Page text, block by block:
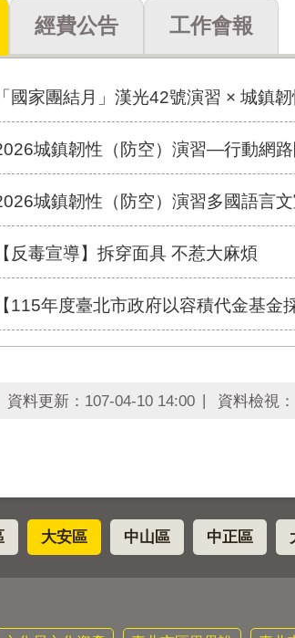
經費公告 工作會報
「國家團結月」漢光42號演習 × 城鎮
城鎮韌性（防空）演習—行動網
城鎮韌性（防空）演習多國語言文宣
【反毒宣導】拆穿面具 不惹大麻煩
【115年度臺北市政府以容積代金基金
資料更新： 107-04-10 14:00 資料檢視：
大安區 中山區 中正區